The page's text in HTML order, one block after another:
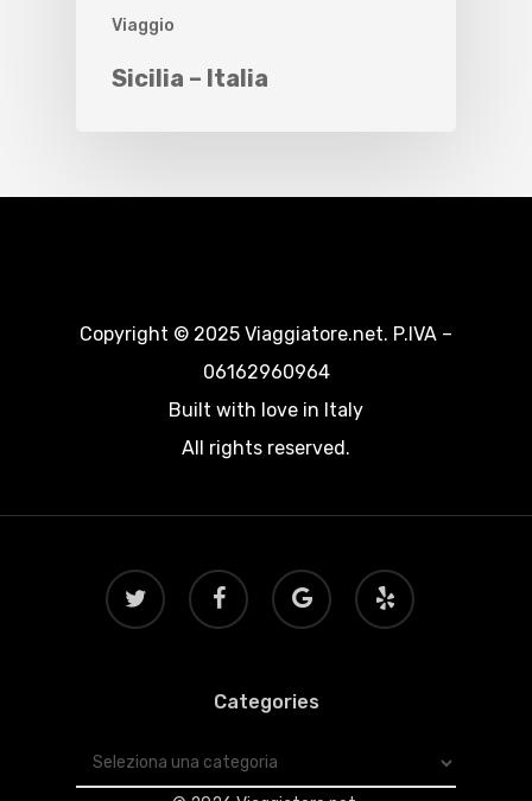
Viaggio
Sicilia – Italia
Copyright © 2025 Viaggiatore.net. P.IVA –
06162960964
Built with love in Italy
All rights reserved.
twitter facebook
google-
plus
yelp
Categories
Categories